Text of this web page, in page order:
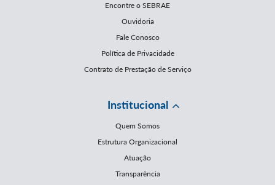
Encontre o SEBRAE
Ouvidoria
Fale Conosco
Política de Privacidade
Contrato de Prestação de Serviço
Institucional
Quem Somos
Estrutura Organizacional
Atuação
Transparência